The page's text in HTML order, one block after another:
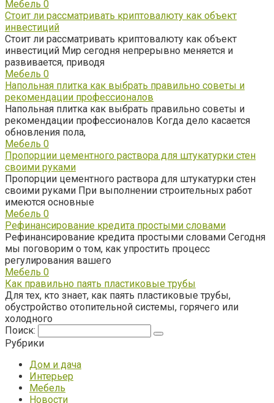
Мебель 0
Стоит ли рассматривать криптовалюту как объект
инвестиций
Стоит ли рассматривать криптовалюту как объект
инвестиций Мир сегодня непрерывно меняется и
развивается, приводя
Мебель 0
Напольная плитка как выбрать правильно советы и
рекомендации профессионалов
Напольная плитка как выбрать правильно советы и
рекомендации профессионалов Когда дело касается
обновления пола,
Мебель 0
Пропорции цементного раствора для штукатурки стен
своими руками
Пропорции цементного раствора для штукатурки стен
своими руками При выполнении строительных работ
имеются основные
Мебель 0
Рефинансирование кредита простыми словами
Рефинансирование кредита простыми словами Сегодня
мы поговорим о том, как упростить процесс
регулирования вашего
Мебель 0
Как правильно паять пластиковые трубы
Для тех, кто знает, как паять пластиковые трубы,
обустройство отопительной системы, горячего или
холодного
Поиск:
Рубрики
Дом и дача
Интерьер
Мебель
Новости